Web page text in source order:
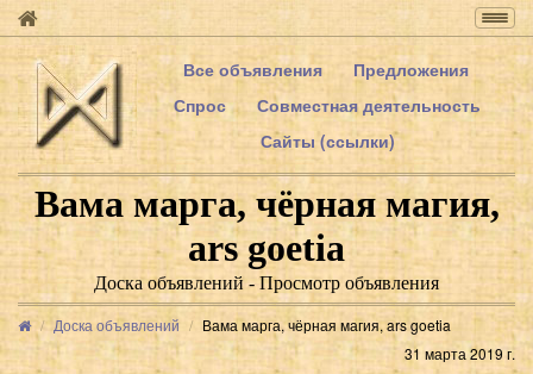
Все объявления
Предложения
Спрос
Совместная деятельность
Сайты (ссылки)
Вама марга, чёрная магия,
ars goetia
Доска объявлений - Просмотр объявления
Доска объявлений
Вама марга, чёрная магия, ars goetia
31 марта 2019 г.